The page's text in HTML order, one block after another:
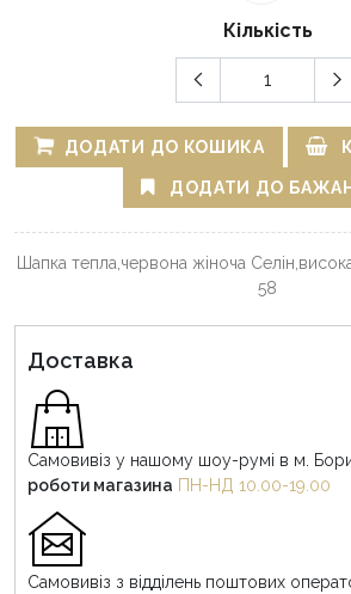
Кількість
ДОДАТИ ДО КОШИКА
ДОДАТИ ДО
Шапка тепла,червона жіноча
58
Доставка
Самовивіз у нашому шоу-румі в м.
роботи магазина ПН-НД 10.00-19.00
Самовивіз з відділень поштових